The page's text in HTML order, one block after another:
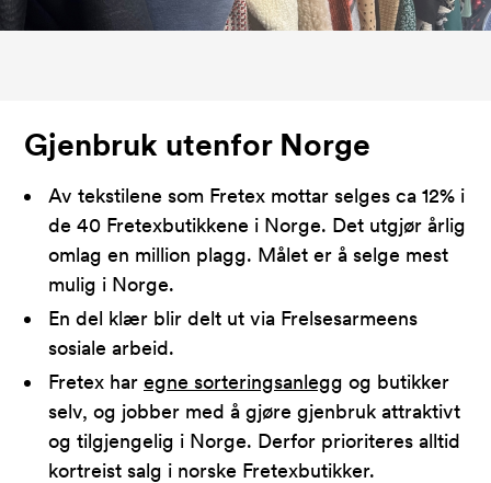
Gjenbruk utenfor Norge
Av tekstilene som Fretex mottar selges ca 12% i
de 40 Fretexbutikkene i Norge. Det utgjør årlig
omlag en million plagg. Målet er å selge mest
mulig i Norge.
En del klær blir delt ut via Frelsesarmeens
sosiale arbeid.
Fretex har egne sorteringsanlegg og butikker
selv, og jobber med å gjøre gjenbruk attraktivt
og tilgjengelig i Norge. Derfor prioriteres alltid
kortreist salg i norske Fretexbutikker.